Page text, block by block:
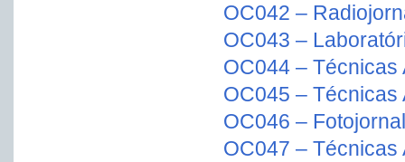
OC042 –
OC043 –
OC044 –
OC045 –
OC046 –
OC047 –